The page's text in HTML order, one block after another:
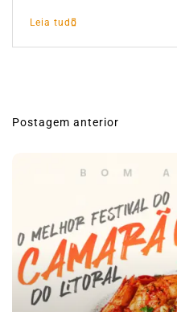
Leia tudo
N
g
a
ç
Postagem anterior